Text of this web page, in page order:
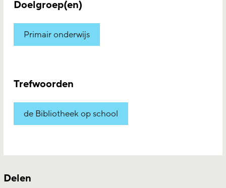
Doelgroep(en)
Primair onderwijs
Trefwoorden
de Bibliotheek op school
Delen